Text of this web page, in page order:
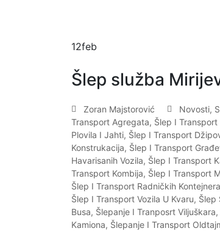
12feb
Šlep služba
Zoran Majstorović Novosti,
Transport Agregata, Šlep I Transport
Plovila I Jahti, Šlep I Transport
Konstrukacija, Šlep I Transport
Havarisanih Vozila, Šlep I Transport
Transport Kombija, Šlep I Transport
Šlep I Transport Radničkih Kontejnera
Šlep I Transport Vozila U Kvaru, Šlep
Busa, Šlepanje I Tranposrt Viljuškara,
Kamiona, Šlepanje I Transport